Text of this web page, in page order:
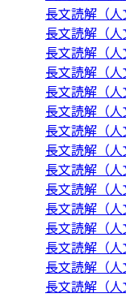
長文読解（
長文読解（
長文読解（
長文読解（
長文読解（
長文読解（
長文読解（
長文読解（
長文読解（
長文読解（
長文読解（
長文読解（
長文読解（
長文読解（
長文読解（